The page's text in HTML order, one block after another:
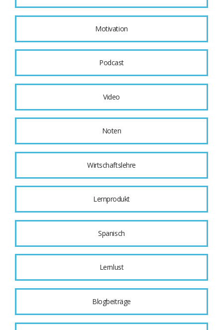
Motivation
Podcast
Video
Noten
Wirtschaftslehre
Lernprodukt
Spanisch
Lernlust
Blogbeiträge